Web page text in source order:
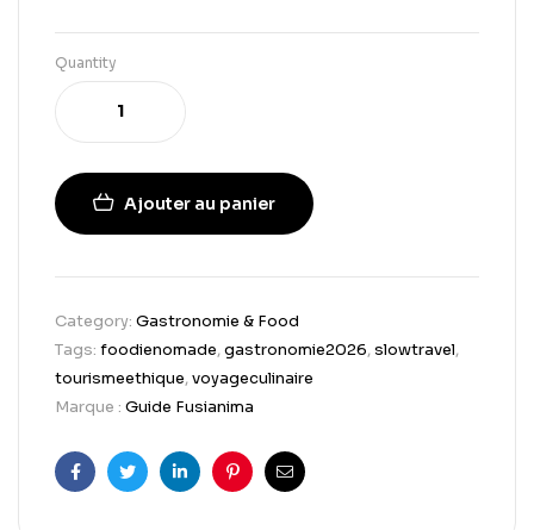
Quantity
Ajouter au panier
Category: Gastronomie & Food
Tags: foodienomade,gastronomie2026,slowtravel,
tourismeethique,voyageculinaire
Marque : Guide Fusianima
FacebookTwitterLinkedinPinterestEmail